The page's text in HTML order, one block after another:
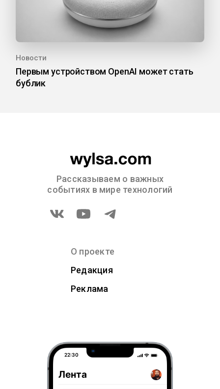
Новости
Первым устройством OpenAI может стать
бублик
Рассказываем о важных
событиях в мире технологий
О проекте
Редакция
Реклама
22:30
Лента